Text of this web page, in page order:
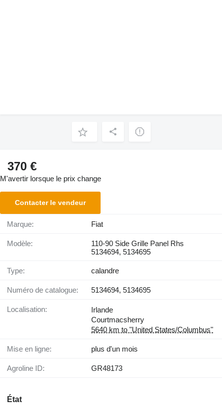
370 €
M'avertir lorsque le prix change
Contacter le vendeur
Marque: Fiat
Modèle:
110-90 Side Grille Panel Rhs
5134694, 5134695
Type: calandre
Numéro de catalogue: 5134694, 5134695
Localisation:
Irlande
Courtmacsherry
5640 km to "United States/Columbus"
Mise en ligne: plus d'un mois
Agroline ID: GR48173
État